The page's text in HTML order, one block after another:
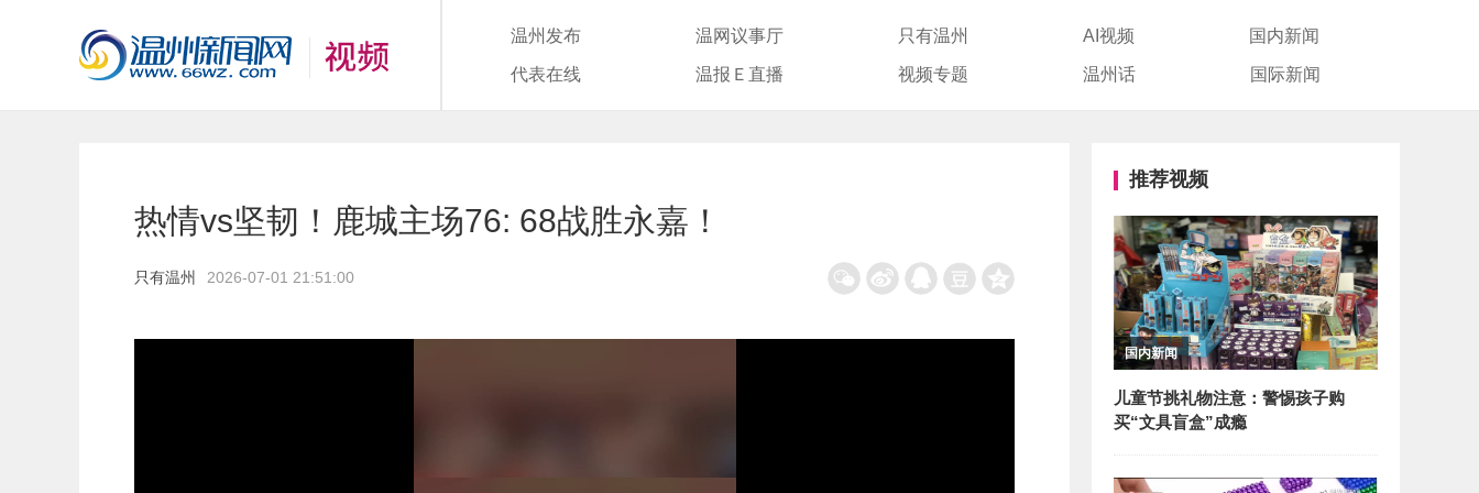
温州发布 温网议事厅 只有温州 AI视频 国内新闻
代表在线 温报Ｅ直播 视频专题 温州话 国际新闻
热情vs坚韧！鹿城主场76: 68战胜永嘉！
只有温州 2026-07-01 21:51:00
推荐视频
国内新闻
儿童节挑礼物注意：警惕孩子购
买“文具盲盒”成瘾